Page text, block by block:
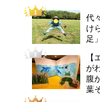
代
け
足
【
が
腹
葉